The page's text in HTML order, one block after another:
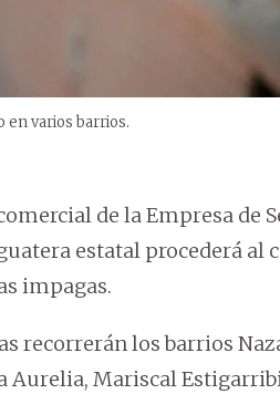
en varios barrios.
de la Empresa de
estatal procederá
impagas.
recorrerán los barrios
Mariscal